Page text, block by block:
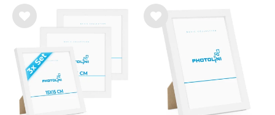
Wu
hlist
Wu